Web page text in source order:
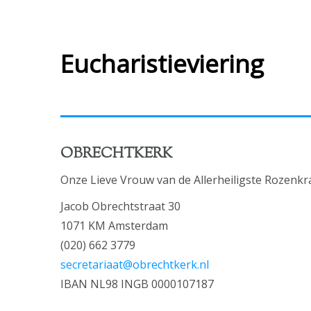
Eucharistieviering
OBRECHTKERK
Onze Lieve Vrouw van de Allerheiligste
Jacob Obrechtstraat 30
1071 KM Amsterdam
(020) 662 3779
secretariaat@obrechtkerk.nl
IBAN NL98 INGB 0000107187